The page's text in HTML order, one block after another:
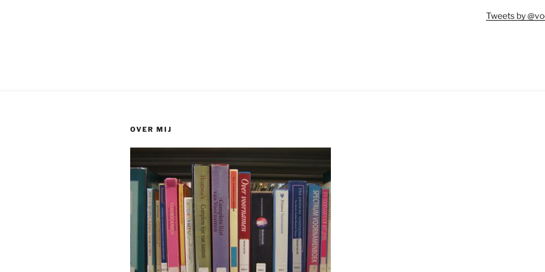
Tweets by
OVER MIJ